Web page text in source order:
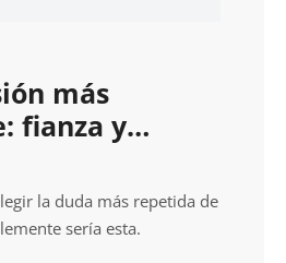
más
fianza y
la duda más repetida de
sería esta.